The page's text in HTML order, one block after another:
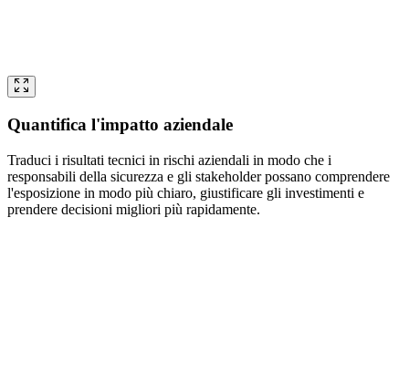
Quantifica l'impatto aziendale
Traduci i risultati tecnici in rischi aziendali in modo che i
responsabili della sicurezza e gli stakeholder possano comprendere
l'esposizione in modo più chiaro, giustificare gli investimenti e
prendere decisioni migliori più rapidamente.